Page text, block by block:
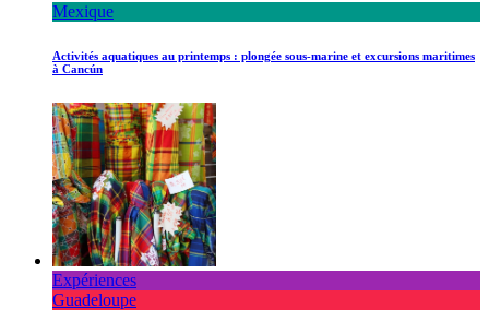
Mexique
Activités aquatiques au printemps : plongée sous-marine et excursions maritimes
à Cancún
Expériences
Guadeloupe